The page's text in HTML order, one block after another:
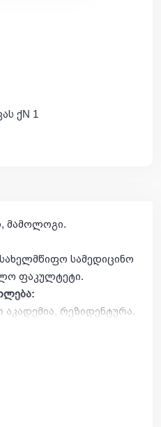
ქN 1
მამოლოგი.
სამედიცინო
ფაკულტეტი.
აკადემია, რეზიდენტურა.
ცენტრი,
ინსტიტუტი.